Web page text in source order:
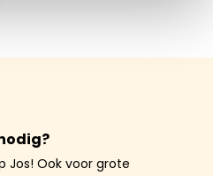
Jos! Ook voor grote